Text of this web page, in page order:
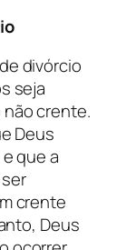
divórcio
seja
crente.
Deus
que a
crente
Deus